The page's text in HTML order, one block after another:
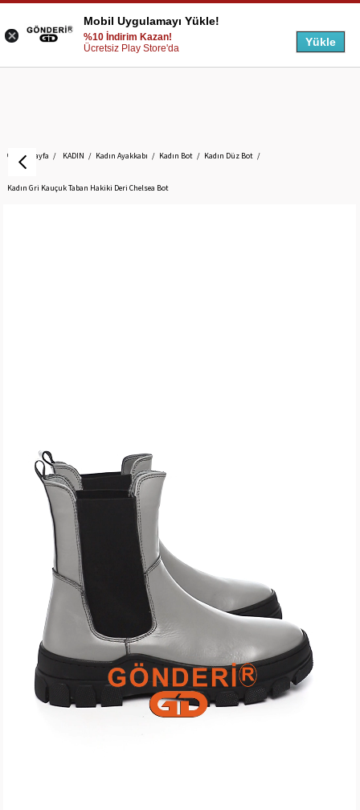
Anasayfa KADIN Kadın Ayakkabı Kadın Bot Kadın Düz Bot
Kadın Gri Kauçuk Taban Hakiki Deri Chelsea Bot
Mobil Uygulamayı Yükle!
%10 İndirim Kazan!
Ücretsiz Play Store'da
Yükle